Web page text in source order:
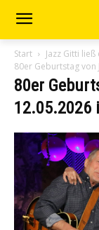
Start
Jazz Gitti
80er Geburtstag von
80er
12.05.2026